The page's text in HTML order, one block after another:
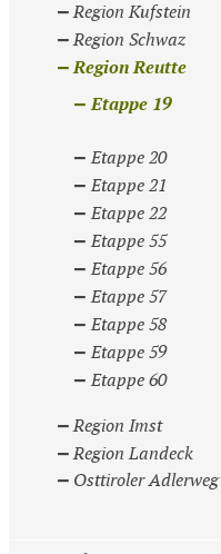
Region Kufstein
Region Schwaz
Region Reutte
Etappe 19
Etappe 20
Etappe 21
Etappe 22
Etappe 55
Etappe 56
Etappe 57
Etappe 58
Etappe 59
Etappe 60
Region Imst
Region Landeck
Osttiroler Adlerweg